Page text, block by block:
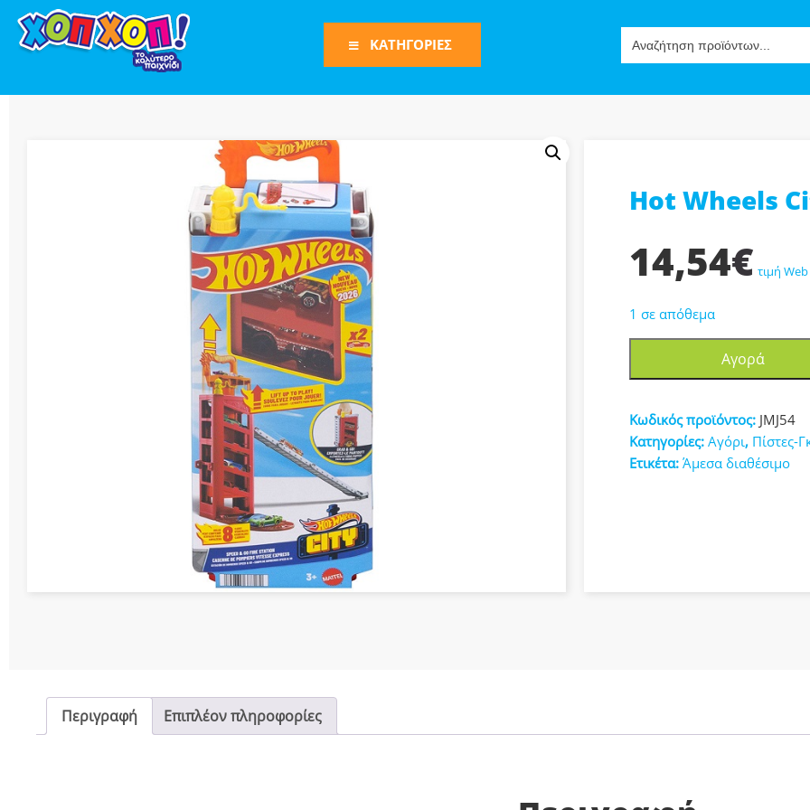
for:
ΚΑΤΗΓΟΡΙΕΣ
Φιγούρες Δράσης
Φιγούρες
Τρένα
Bruder
Οχήματα
Πίστες-Γκαράζ
Παιχνίδια Ρόλων-Μίμησης
Play Set
Όπλα
Διάφορες Κατασκευές
Σπόρ
Hot Wheels
14,54€ τιμή Web
1 σε απόθεμα
Γκαράζ
JMJ54
ποσότητα
Αγορά
Κωδικός προϊόντος: JMJ54
Κατηγορίες: Αγόρι, Πίστες-
Ετικέτα: Άμεσα διαθέσιμο
Περιγραφή Επιπλέον πληροφορίες